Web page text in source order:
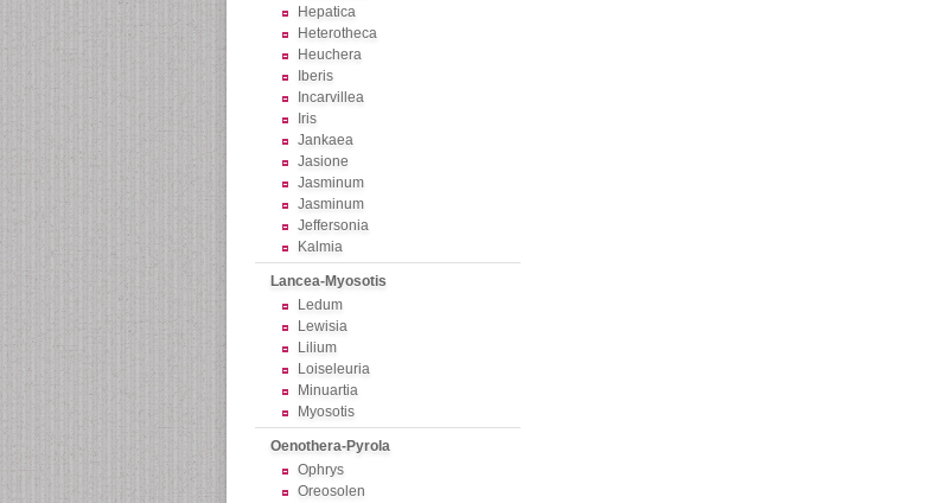
Hepatica
Heterotheca
Heuchera
Iberis
Incarvillea
Iris
Jankaea
Jasione
Jasminum
Jasminum
Jeffersonia
Kalmia
Lancea-Myosotis
Ledum
Lewisia
Lilium
Loiseleuria
Minuartia
Myosotis
Oenothera-Pyrola
Ophrys
Oreosolen